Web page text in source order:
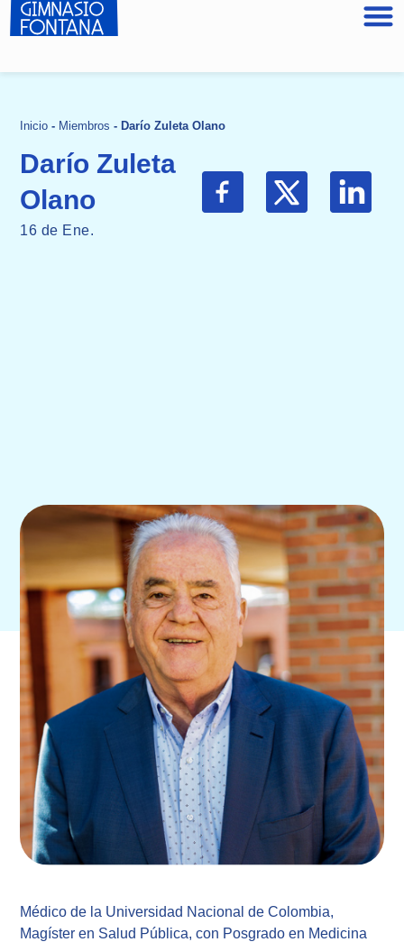
Inicio - Miembros - Darío Zuleta Olano
Darío Zuleta
Olano
16 de Ene.
Médico de la Universidad Nacional de Colombia,
Magíster en Salud Pública, con Posgrado en Medicina